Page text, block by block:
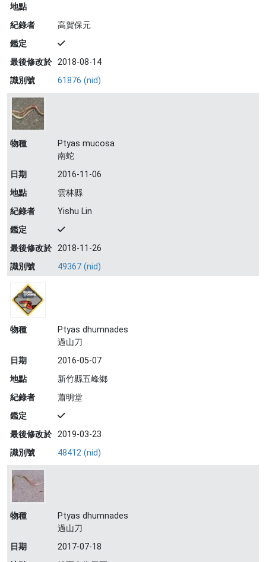
地點
紀錄者
高賀保元
鑑定
最後修改於 2018-08-14
識別號
61876 (nid)
物種
Ptyas mucosa
南蛇
日期
2016-11-06
地點
雲林縣
紀錄者
Yishu Lin
鑑定
最後修改於 2018-11-26
識別號
49367 (nid)
物種
Ptyas dhumnades
過山刀
日期
2016-05-07
地點
新竹縣五峰鄉
紀錄者
蕭明堂
鑑定
最後修改於 2019-03-23
識別號
48412 (nid)
物種
Ptyas dhumnades
過山刀
日期
2017-07-18